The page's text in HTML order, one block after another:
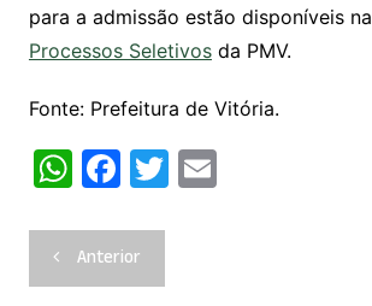
para a admissão estão disponíveis na
Processos Seletivosda PMV.
Fonte: Prefeitura de Vitória.
W
at
s
F
c
e
T E
Navegação
de
Anterior